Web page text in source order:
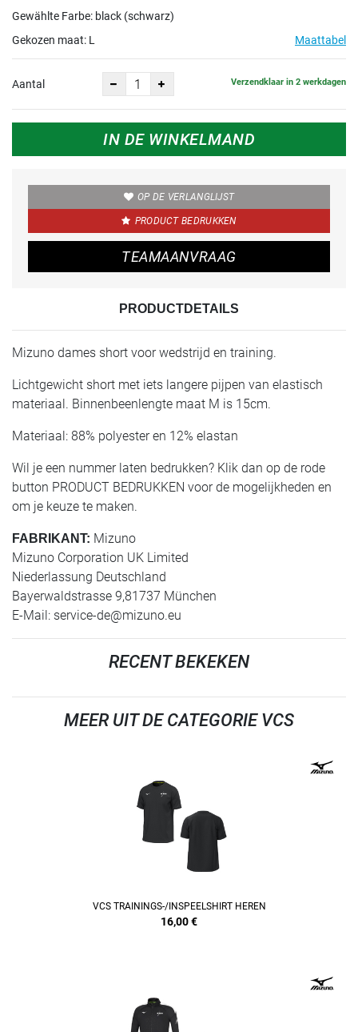
Gewählte Farbe: black (schwarz)
Gekozen maat: L Maattabel
Aantal Verzendklaar in 2 werkdagen
IN DE WINKELMAND
OP DE VERLANGLIJST
PRODUCT BEDRUKKEN
TEAMAANVRAAG
PRODUCTDETAILS
Mizuno dames short voor wedstrijd en training.
Lichtgewicht short met iets langere pijpen van elastisch
materiaal. Binnenbeenlengte maat M is 15cm.
Materiaal: 88% polyester en 12% elastan
Wil je een nummer laten bedrukken? Klik dan op de rode
button PRODUCT BEDRUKKEN voor de mogelijkheden en
om je keuze te maken.
FABRIKANT: Mizuno
Mizuno Corporation UK Limited
Niederlassung Deutschland
Bayerwaldstrasse 9,81737 München
E-Mail: service-de@mizuno.eu
RECENT BEKEKEN
MEER UIT DE CATEGORIE VCS
VCS TRAININGS-/INSPEELSHIRT HEREN
16,00€